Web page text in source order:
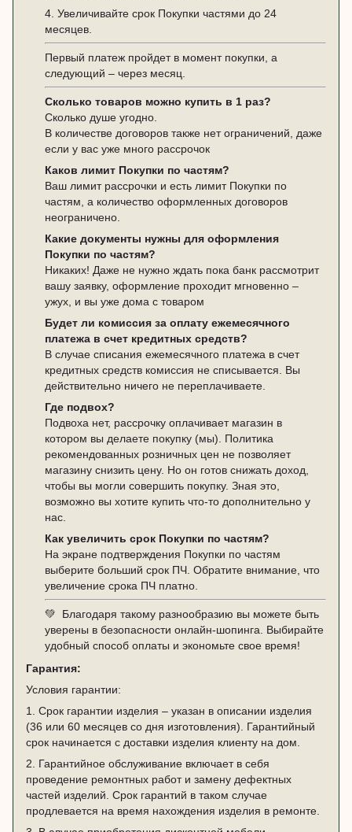
4. Увеличивайте срок Покупки частями до 24
месяцев.
Первый платеж пройдет в момент покупки, а
следующий – через месяц.
Сколько товаров можно купить в 1 раз?
Сколько душе угодно.
В количестве договоров также нет ограничений, даже
если у вас уже много рассрочок
Каков лимит Покупки по частям?
Ваш лимит рассрочки и есть лимит Покупки по
частям, а количество оформленных договоров
неограничено.
Какие документы нужны для оформления
Покупки по частям?
Никаких! Даже не нужно ждать пока банк рассмотрит
вашу заявку, оформление проходит мгновенно –
ужух, и вы уже дома с товаром
Будет ли комиссия за оплату ежемесячного
платежа в счет кредитных средств?
В случае списания ежемесячного платежа в счет
кредитных средств комиссия не списывается. Вы
действительно ничего не переплачиваете.
Где подвох?
Подвоха нет, рассрочку оплачивает магазин в
котором вы делаете покупку (мы). Политика
рекомендованных розничных цен не позволяет
магазину снизить цену. Но он готов снижать доход,
чтобы вы могли совершить покупку. Зная это,
возможно вы хотите купить что-то дополнительно у
нас.
Как увеличить срок Покупки по частям?
На экране подтверждения Покупки по частям
выберите больший срок ПЧ. Обратите внимание, что
увеличение срока ПЧ платно.
💚 Благодаря такому разнообразию вы можете быть
уверены в безопасности онлайн-шопинга. Выбирайте
удобный способ оплаты и экономьте свое время!
Гарантия:
Условия гарантии:
1. Срок гарантии изделия – указан в описании изделия
(36 или 60 месяцев со дня изготовления). Гарантийный
срок начинается с доставки изделия клиенту на дом.
2. Гарантийное обслуживание включает в себя
проведение ремонтных работ и замену дефектных
частей изделий. Срок гарантий в таком случае
продлевается на время нахождения изделия в ремонте.